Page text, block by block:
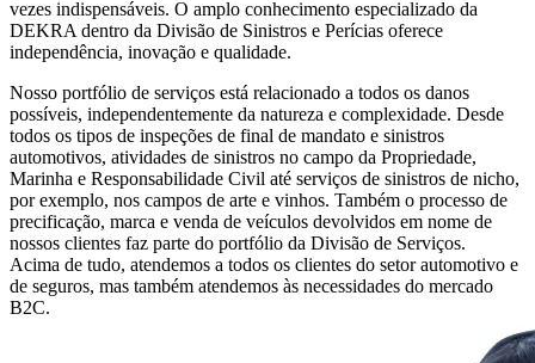
vezes indispensáveis. O amplo conhecimento especializado da
DEKRA dentro da Divisão de Sinistros e Perícias oferece
independência, inovação e qualidade.
Nosso portfólio de serviços está relacionado a todos os danos
possíveis, independentemente da natureza e complexidade. Desde
todos os tipos de inspeções de final de mandato e sinistros
automotivos, atividades de sinistros no campo da Propriedade,
Marinha e Responsabilidade Civil até serviços de sinistros de nicho,
por exemplo, nos campos de arte e vinhos. Também o processo de
precificação, marca e venda de veículos devolvidos em nome de
nossos clientes faz parte do portfólio da Divisão de Serviços.
Acima de tudo, atendemos a todos os clientes do setor automotivo e
de seguros, mas também atendemos às necessidades do mercado
B2C.